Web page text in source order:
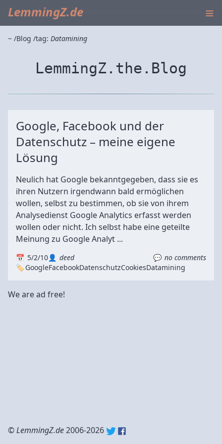
LemmingZ.de ≡
~ Blog tag: Datamining
LemmingZ.the.Blog
Google, Facebook und der
Datenschutz – meine eigene
Lösung
Neulich hat Google bekanntgegeben, dass sie es
ihren Nutzern irgendwann bald ermöglichen
wollen, selbst zu bestimmen, ob sie von ihrem
Analysedienst Google Analytics erfasst werden
wollen oder nicht. Ich selbst habe eine geteilte
Meinung zu Google Analyt ...
5/2/10 deed
no comments
GoogleFacebookDatenschutzCookiesDatamining
We are ad free!
©LemmingZ.de2006-2026